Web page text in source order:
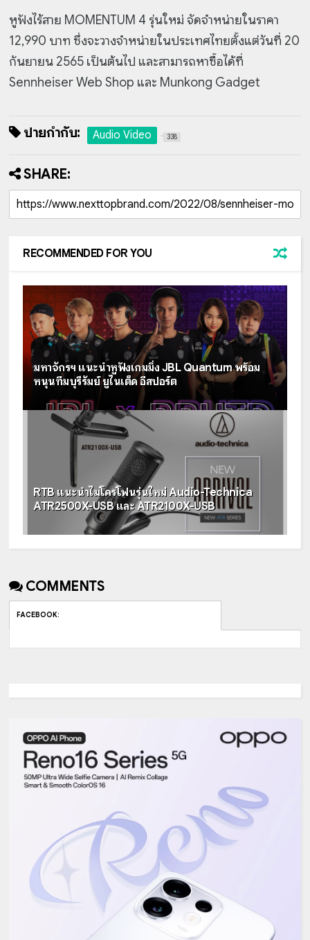
หูฟังไร้สาย MOMENTUM 4 รุ่นใหม่ จัดจำหน่ายในราคา
12,990 บาท ซึ่งจะวางจำหน่ายในประเทศไทยตั้งแต่วันที่ 20
กันยายน 2565 เป็นต้นไป และสามารถหาซื้อได้ที่
Sennheiser Web Shop และ Munkong Gadget
ป้ายกำกับ: Audio Video 338
SHARE:
RECOMMENDED FOR YOU
มหาจักรฯ แนะนำหูฟังเกมมิ่ง JBL Quantum พร้อม
หนุนทีมบุรีรัมย์ ยูไนเต็ด อีสปอร์ต
RTB แนะนำไมโครโฟนรุ่นใหม่ Audio-Technica
ATR2500X-USB และ ATR2100X-USB
COMMENTS
FACEBOOK: